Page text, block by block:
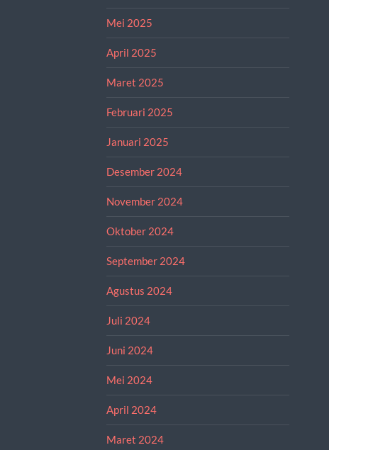
Mei 2025
April 2025
Maret 2025
Februari 2025
Januari 2025
Desember 2024
November 2024
Oktober 2024
September 2024
Agustus 2024
Juli 2024
Juni 2024
Mei 2024
April 2024
Maret 2024